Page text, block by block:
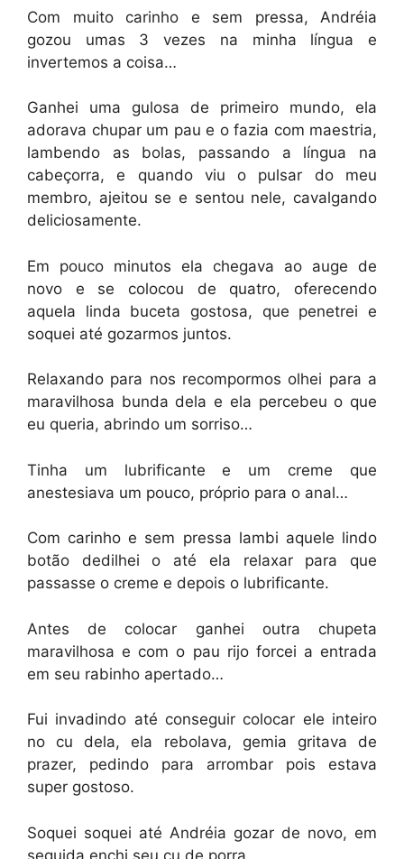
Com muito carinho e sem pressa, Andréia
gozou umas 3 vezes na minha língua e
invertemos a coisa…
Ganhei uma gulosa de primeiro mundo, ela
adorava chupar um pau e o fazia com maestria,
lambendo as bolas, passando a língua na
cabeçorra, e quando viu o pulsar do meu
membro, ajeitou se e sentou nele, cavalgando
deliciosamente.
Em pouco minutos ela chegava ao auge de
novo e se colocou de quatro, oferecendo
aquela linda buceta gostosa, que penetrei e
soquei até gozarmos juntos.
Relaxando para nos recompormos olhei para a
maravilhosa bunda dela e ela percebeu o que
eu queria, abrindo um sorriso…
Tinha um lubrificante e um creme que
anestesiava um pouco, próprio para o anal…
Com carinho e sem pressa lambi aquele lindo
botão dedilhei o até ela relaxar para que
passasse o creme e depois o lubrificante.
Antes de colocar ganhei outra chupeta
maravilhosa e com o pau rijo forcei a entrada
em seu rabinho apertado…
Fui invadindo até conseguir colocar ele inteiro
no cu dela, ela rebolava, gemia gritava de
prazer, pedindo para arrombar pois estava
super gostoso.
Soquei soquei até Andréia gozar de novo, em
seguida enchi seu cu de porra…